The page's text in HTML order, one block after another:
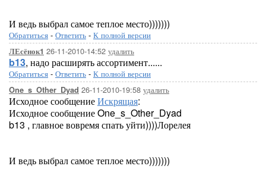
И ведь выбрал самое теплое место)))))))
Обратиться - Ответить - К полной версии
ЛЕсёнок1 26-11-2010-14:52 удалить
b13, надо расширять ассортимент......
Обратиться - Ответить - К полной версии
One_s_Other_Dyad 26-11-2010-19:58 удалить
Исходное сообщениеИскрящая:
Исходное сообщение One_s_Other_Dyad
b13 , главное вовремя спать уйти))))Лорелея
И ведь выбрал самое теплое место)))))))